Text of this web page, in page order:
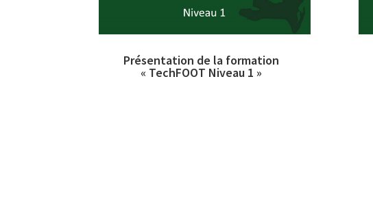
Présentation de la formation
« TechFOOT Niveau 1 »